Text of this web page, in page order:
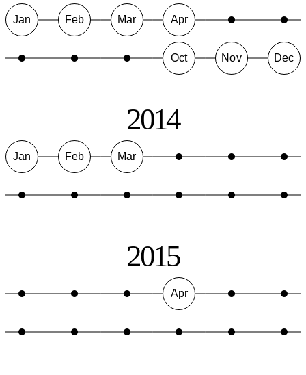
Jan Feb Mar Apr
Oct Nov Dec
2014
Jan Feb Mar
2015
Apr